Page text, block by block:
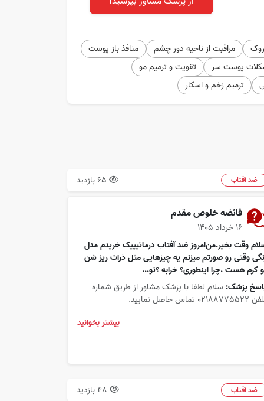
مراقبت از ناحیه دور چشم
منافذ باز پوست
پوست سر
تقویت و ترمیم مو
ترمیم زخم و اسکار
ضد آفتاب
فائضه خلوص مقدم
۱۶ خرداد ۱۴۰۵
وقت بخیر.من‌امروز ضد آفتاب درماتیپیک خریدم مدل
وقتی رو صورتم میزنم یه چيزهايی مثل ذرات ریز شن
کرم هست .چرا اینطوری؟ خرابه ؟تو...
پزشک: سلام لطفا با پزشک مشاور از طریق شماره
تماس حاصل نمایید.
بیشتر بخوانید
ضد آفتاب